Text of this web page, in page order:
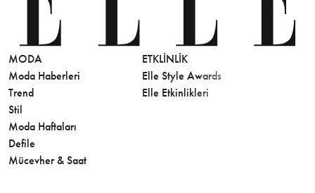
MODA
Moda Haberleri
Trend
Stil
Moda Haftaları
Defile
Mücevher & Saat
ETKLINLIK
Elle Style Awards
Elle Etkinlikleri